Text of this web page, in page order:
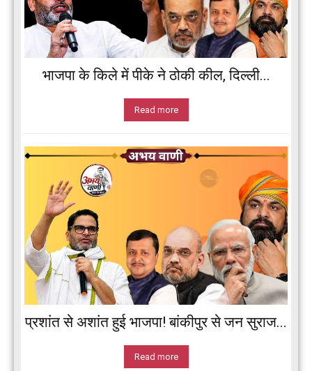
भाजपा के किले में पीके ने ठोकी कील, दिल्ली...
Read more
प्रशांत से अशांत हुई भाजपा! बांकीपुर से जन सुराज...
Read more